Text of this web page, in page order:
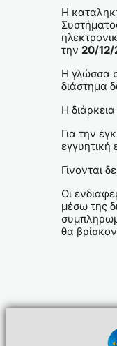
Η
την 20/12/
Η γλώσσα
διάστημα
Η
Για την
Γίνονται
Οι
μέσω της
θα